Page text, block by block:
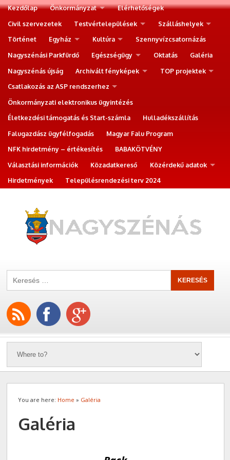
Kezdőlap Önkormányzat
Elérhetőségek
Civil szervezetek
Testvértelepülések
Szálláshelyek
Történet
Egyház Kultúra
Szennyvízcsatornázás
Nagyszénási Parkfürdő
Egészségügy Oktatás
Galéria
Nagyszénás újság
Archivált fényképek
TOP projektek
Csatlakozás az ASP rendszerhez
Önkormányzati elektronikus ügyintézés
Életkezdési támogatás és Start-számla
Hulladékszállítás
Falugazdász ügyfélfogadás
Magyar Falu Program
NFK hirdetmény – értékesítés
BABAKÖTVÉNY
Választási információk
Közadatkereső
Közérdekű adatok
Hirdetmények
Településrendezési terv 2024
You are here: Home » Galéria
Galéria